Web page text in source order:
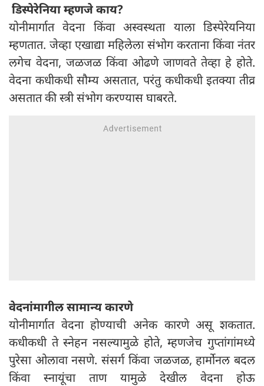
डिस्पेरेनिया म्हणजे काय?
योनीमार्गात वेदना किंवा अस्वस्थता याला डिस्पेरेयनिया
म्हणतात. जेव्हा एखाद्या महिलेला संभोग करताना किंवा नंतर
लगेच वेदना, जळजळ किंवा ओढणे जाणवते तेव्हा हे होते.
वेदना कधीकधी सौम्य असतात, परंतु कधीकधी इतक्या तीव्र
असतात की स्त्री संभोग करण्यास घाबरते.
वेदनांमागील सामान्य कारणे
योनीमार्गात वेदना होण्याची अनेक कारणे असू शकतात.
कधीकधी ते स्नेहन नसल्यामुळे होते, म्हणजेच गुप्तांगांमध्ये
पुरेसा ओलावा नसणे. संसर्ग किंवा जळजळ, हार्मोनल बदल
किंवा स्नायूंचा ताण यामुळे देखील वेदना होऊ